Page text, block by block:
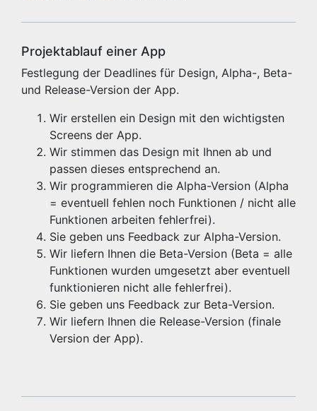
Projektablauf einer App
Festlegung der Deadlines für Design, Alpha-, Beta-
und Release-Version der App.
Wir erstellen ein Design mit den wichtigsten
Screens der App.
Wir stimmen das Design mit Ihnen ab und
passen dieses entsprechend an.
Wir programmieren die Alpha-Version (Alpha
= eventuell fehlen noch Funktionen / nicht alle
Funktionen arbeiten fehlerfrei).
Sie geben uns Feedback zur Alpha-Version.
Wir liefern Ihnen die Beta-Version (Beta = alle
Funktionen wurden umgesetzt aber eventuell
funktionieren nicht alle fehlerfrei).
Sie geben uns Feedback zur Beta-Version.
Wir liefern Ihnen die Release-Version (finale
Version der App).